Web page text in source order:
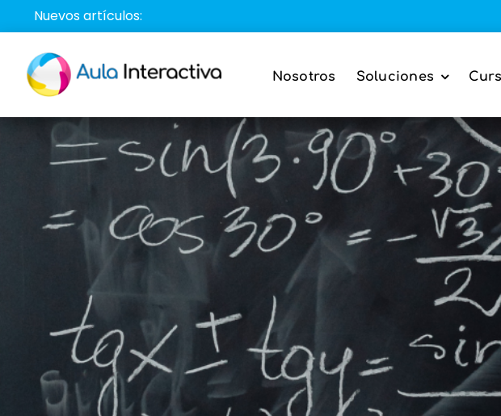
Saltar
al
contenido
Nuevos artículos:
Nosotros Soluciones